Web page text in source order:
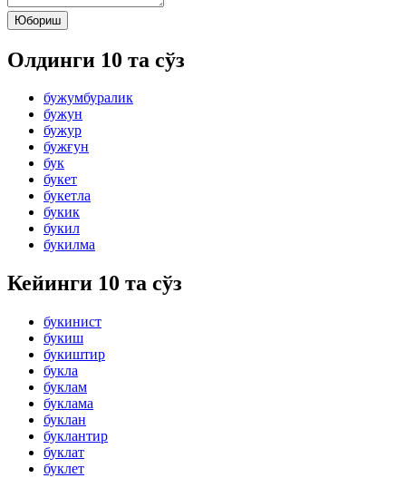
Юбориш
Олдинги 10 та сўз
бужумбуралик
бужун
бужур
бужғун
бук
букет
букетла
букик
букил
букилма
Кейинги 10 та сўз
букинист
букиш
букиштир
букла
буклам
буклама
буклан
буклантир
буклат
буклет